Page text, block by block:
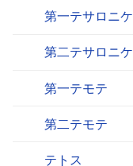
第一テサロニケ
第二テサロニケ
第一テモテ
第二テモテ
テトス